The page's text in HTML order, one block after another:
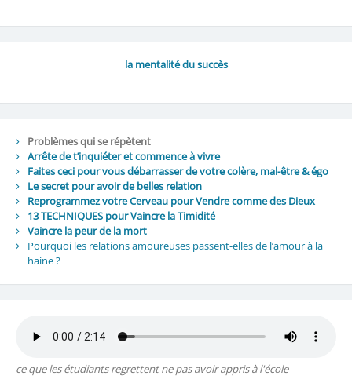
la mentalité du succès
Problèmes qui se répètent
Arrête de t’inquiéter et commence à vivre
Faites ceci pour vous débarrasser de votre colère, mal-être & égo
Le secret pour avoir de belles relation
Reprogrammez votre Cerveau pour Vendre comme des Dieux
13 TECHNIQUES pour Vaincre la Timidité
Vaincre la peur de la mort
Pourquoi les relations amoureuses passent-elles de l’amour à la
haine ?
ce que les étudiants regrettent ne pas avoir appris à l'école